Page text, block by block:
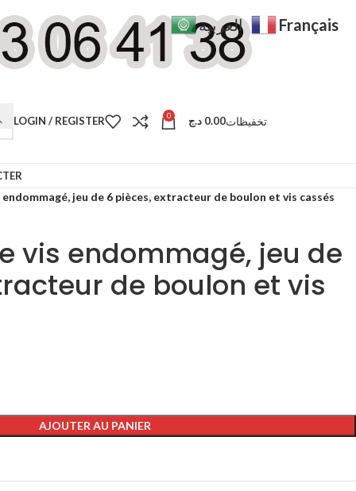
LOGIN / REGISTER 0 0.00 د.ج تخفيظات
jeu de 6 pièces, extracteur de boulon et vis cassés
vis endommagé, jeu de
de boulon et vis
AJOUTER AU PANIER
العربية Français